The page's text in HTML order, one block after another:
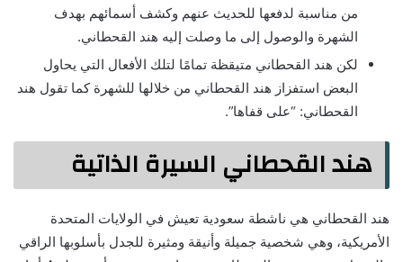
من مناسبة لدفعها للحديث عنهم وكشف أسمائهم بهدف
الشهرة والوصول إلى ما وصلت إليه هند القحطاني.
لكن هند القحطاني متيقظة تمامًا لتلك الأفعال التي يحاول
البعض استفزاز هند القحطاني من خلالها للشهرة كما تقول هند
القحطاني: “على قفاها”.
هند القحطاني السيرة الذاتية
هند القحطاني هي ناشطة سعودية تعيش في الولايات المتحدة
الأمريكية، وهي شخصية جميلة وأنيقة ومثيرة للجدل بأسلوبها الراقي